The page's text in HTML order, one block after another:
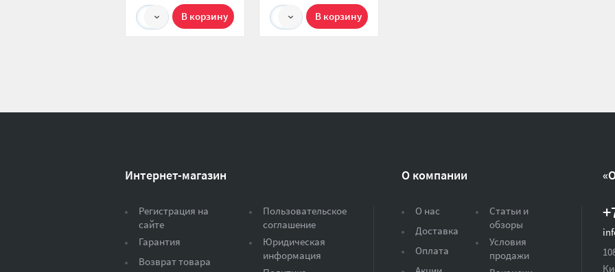
11
1
11
1
Интернет-магазин
Регистрация на
сайте
Гарантия
Возврат товара
Пользовательское
соглашение
Юридическая
информация
О компании
О нас
Доставка
Оплата
Статьи и
обзоры
Условия
продажи